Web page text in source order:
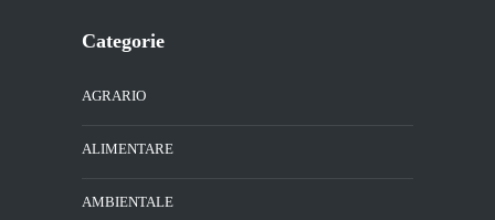
Categorie
AGRARIO
ALIMENTARE
AMBIENTALE